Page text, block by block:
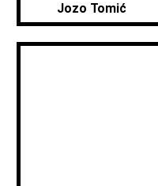
Jozo Tomić